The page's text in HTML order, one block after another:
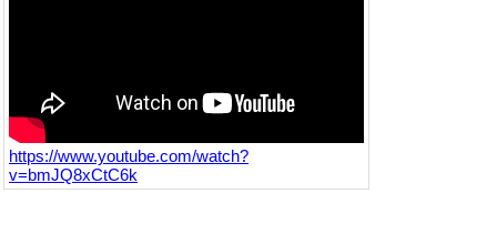
https://www.youtube.com/watch?
v=bmJQ8xCtC6k